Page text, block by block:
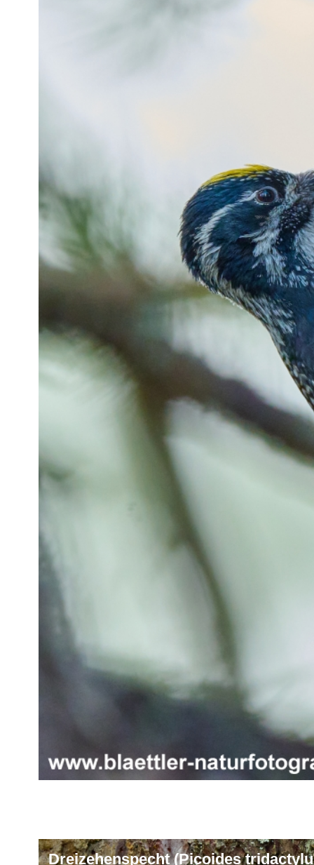
Dreizehenspecht (Picoides